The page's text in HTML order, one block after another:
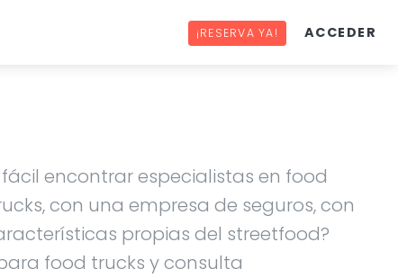
¡RESERVA YA! ACCEDER
encontrar especialistas en food
con una empresa de seguros, con
propias del streetfood?
food trucks y consulta